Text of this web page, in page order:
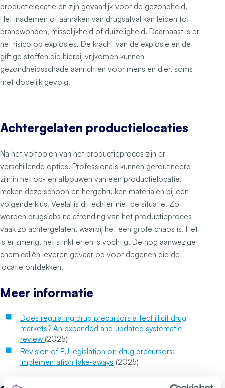
productielocatie en zijn gevaarlijk voor de gezondheid.
Het inademen of aanraken van drugsafval kan leiden tot
brandwonden, misselijkheid of duizeligheid. Daarnaast is er
het risico op explosies. De kracht van de explosie en de
giftige stoffen die hierbij vrijkomen kunnen
gezondheidsschade aanrichten voor mens en dier, soms
met dodelijk gevolg.
Achtergelaten productielocaties
Na het voltooien van het productieproces zijn er
verschillende opties. Professionals kunnen geroutineerd
zijn in het op- en afbouwen van een productielocatie,
maken deze schoon en hergebruiken materialen bij een
volgende klus. Veelal is dit echter niet de situatie. Zo
worden drugslabs na afronding van het productieproces
vaak zo achtergelaten, waarbij het een grote chaos is. Het
is er smerig, het stinkt er en is vochtig. De nog aanwezige
chemicaliën leveren gevaar op voor degenen die de
locatie ontdekken.
Meer informatie
Does regulating drug precursors affect illicit drug
markets? An expanded and updated systematic
review (2025)
Revision of EU legislation on drug precursors:
Implementation take-aways (2025)